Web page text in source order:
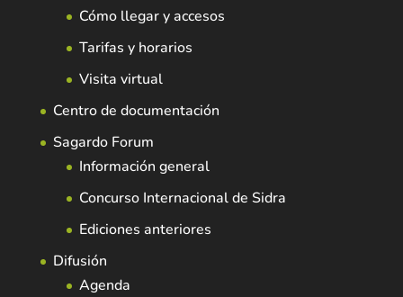
Cómo llegar y accesos
Tarifas y horarios
Visita virtual
Centro de documentación
Sagardo Forum
Información general
Concurso Internacional de Sidra
Ediciones anteriores
Difusión
Agenda